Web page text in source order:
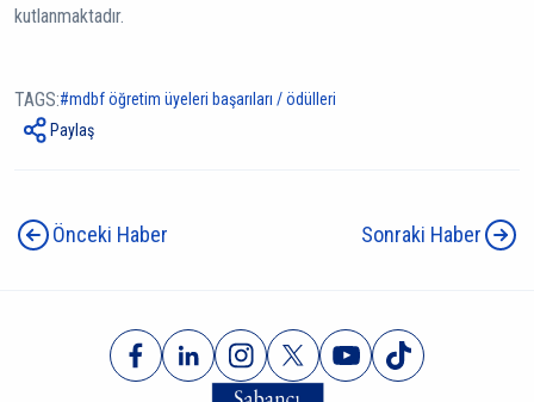
kutlanmaktadır.
TAGS: mdbf öğretim üyeleri başarıları / ödülleri
Paylaş
Önceki Haber Sonraki Haber